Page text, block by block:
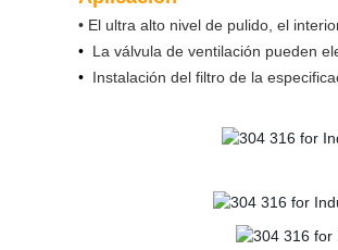
• El ultra alto nivel de pulido, el
• La válvula de ventilación pueden
• Instalación del filtro de la